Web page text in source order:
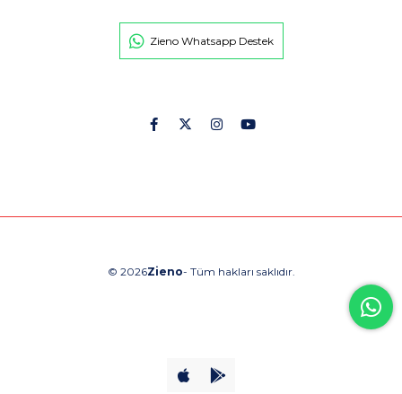
Zieno Whatsapp Destek
© 2026Zieno- Tüm hakları saklıdır.